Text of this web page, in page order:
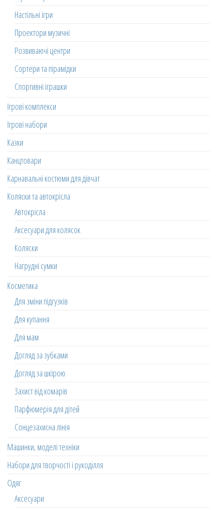
Настільні ігри
Проектори музичні
Розвиваючі центри
Сортери та пірамідки
Спортивні іграшки
Ігрові комплекси
Ігрові набори
Казки
Канцтовари
Карнавальні костюми для дівчат
Коляски та автокрісла
Автокрісла
Аксесуари для колясок
Коляски
Нагрудні сумки
Косметика
Для зміни підгузків
Для купання
Для мам
Догляд за зубками
Догляд за шкірою
Захист від комарів
Парфюмерія для дітей
Сонцезахисна лінія
Машинки, моделі техніки
Набори для творчості і рукоділля
Одяг
Аксесуари